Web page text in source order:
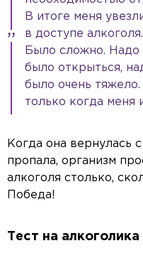
В итоге меня
в доступе
Было сложно. Надо
было открыться,
было очень
только когда меня
Когда она вернулась
пропала, организм
алкоголя столько,
Победа!
Тест на алкоголика